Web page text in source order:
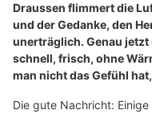
Draussen flimmert die
und der Gedanke, den
unerträglich. Genau
schnell, frisch, ohne
man nicht das Gefühl
Die gute Nachricht: